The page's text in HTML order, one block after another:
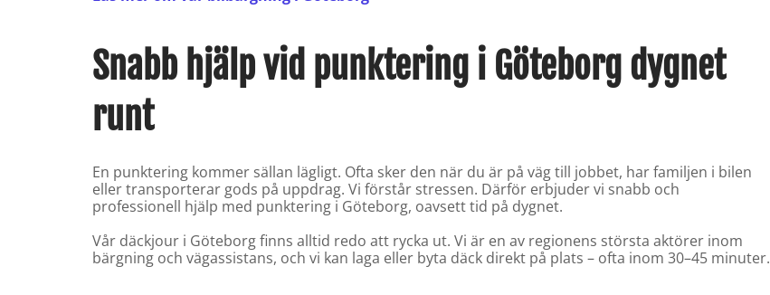
Snabb hjälp vid punktering i Göteborg dygnet
runt
En punktering kommer sällan lägligt. Ofta sker den när du är på väg till jobbet, har familjen i bilen
eller transporterar gods på uppdrag. Vi förstår stressen. Därför erbjuder vi snabb och
professionell hjälp med punktering i Göteborg, oavsett tid på dygnet.
Vår däckjour i Göteborg finns alltid redo att rycka ut. Vi är en av regionens största aktörer inom
bärgning och vägassistans, och vi kan laga eller byta däck direkt på plats – ofta inom 30–45 minuter.